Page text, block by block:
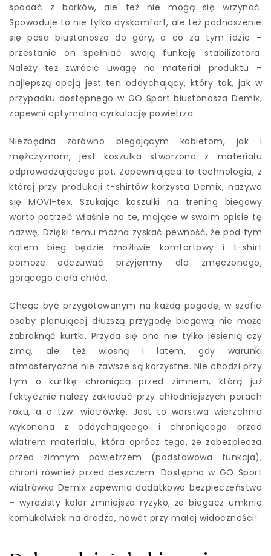
spadać z barków, ale też nie mogą się wrzynać.
Spowoduje to nie tylko dyskomfort, ale też podnoszenie
się pasa biustonosza do góry, a co za tym idzie –
przestanie on spełniać swoją funkcję stabilizatora.
Należy też zwrócić uwagę na materiał produktu –
najlepszą opcją jest ten oddychający, który tak, jak w
przypadku dostępnego w GO Sport biustonosza Demix,
zapewni optymalną cyrkulację powietrza.
Niezbędna zarówno biegającym kobietom, jak i
mężczyznom, jest koszulka stworzona z materiału
odprowadzającego pot. Zapewniająca to technologia, z
której przy produkcji t-shirtów korzysta Demix, nazywa
się MOVI-tex. Szukając koszulki na trening biegowy
warto patrzeć właśnie na te, mające w swoim opisie tę
nazwę. Dzięki temu można zyskać pewność, że pod tym
kątem bieg będzie możliwie komfortowy i t-shirt
pomoże odczuwać przyjemny dla zmęczonego,
gorącego ciała chłód.
Chcąc być przygotowanym na każdą pogodę, w szafie
osoby planującej dłuższą przygodę biegową nie może
zabraknąć kurtki. Przyda się ona nie tylko jesienią czy
zimą, ale też wiosną i latem, gdy warunki
atmosferyczne nie zawsze są korzystne. Nie chodzi przy
tym o kurtkę chroniącą przed zimnem, którą już
faktycznie należy zakładać przy chłodniejszych porach
roku, a o tzw. wiatrówkę. Jest to warstwa wierzchnia
wykonana z oddychającego i chroniącego przed
wiatrem materiału, która oprócz tego, że zabezpiecza
przed zimnym powietrzem (podstawowa funkcja),
chroni również przed deszczem. Dostępna w GO Sport
wiatrówka Demix zapewnia dodatkowo bezpieczeństwo
– wyrazisty kolor zmniejsza ryzyko, że biegacz umknie
komukolwiek na drodze, nawet przy małej widoczności!